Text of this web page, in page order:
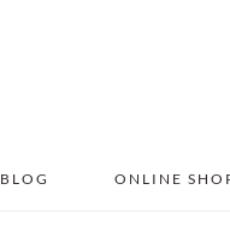
BLOG ONLINE